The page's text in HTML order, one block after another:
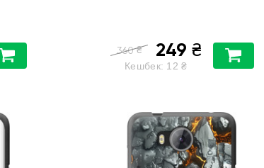
360 ₴ 249 ₴
Кешбек: 12 ₴